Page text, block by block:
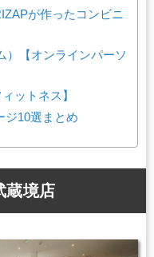
が作ったコンビニ
）【オンラインパーソ
ットネス】
ジ10選まとめ
蔵境店